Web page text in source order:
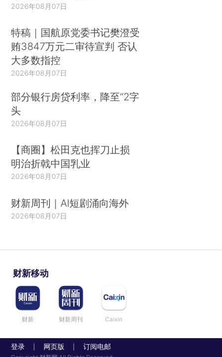
2026年08月07日
特稿｜国航原党委书记樊澄受
贿3847万元二审待宣判 否认
大多数指控
2026年08月07日
部分银行房贷利率，降至“2字
头
2026年08月07日
【商圈】松田克也挥刀止损
明治折戟中国乳业
2026年08月07日
财新周刊｜AI短剧涌向海外
2026年08月07日
财新移动
财新 财新周刊 Caixin
登录 网页版 订阅电邮